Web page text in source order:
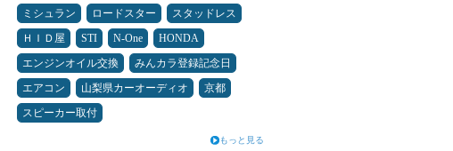
ミシュラン ロードスター
スタッドレス
ＨＩＤ屋
STI N-One
HONDA
エンジンオイル交換
みんカラ登録記念日
エアコン
山梨県カーオーディオ
京都
スピーカー取付
もっと見る